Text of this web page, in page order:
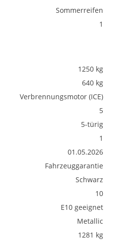
Sommerreifen
1
1250 kg
640 kg
Verbrennungsmotor (ICE)
5
5-türig
1
01.05.2026
Fahrzeuggarantie
Schwarz
10
E10 geeignet
Metallic
1281 kg